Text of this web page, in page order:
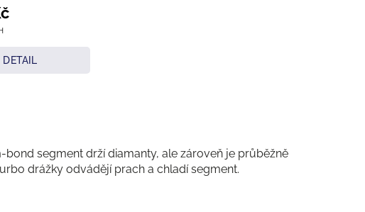
DETAIL
segment drží diamanty, ale zároveň je průběžně
drážky odvádějí prach a chladí segment.